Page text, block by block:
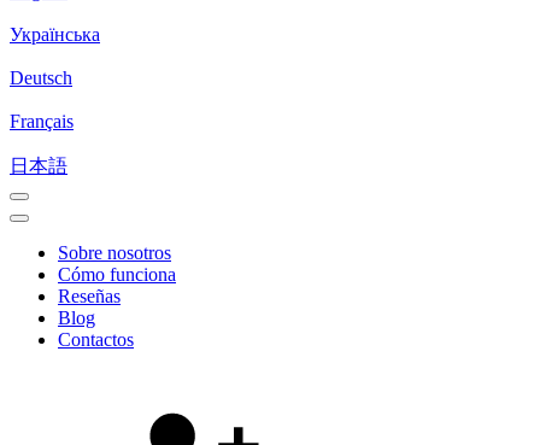
Українська
Deutsch
Français
日本語
Sobre nosotros
Cómo funciona
Reseñas
Blog
Contactos